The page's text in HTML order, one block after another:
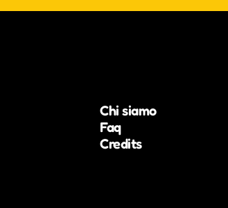
Chi siamo
Faq
Credits